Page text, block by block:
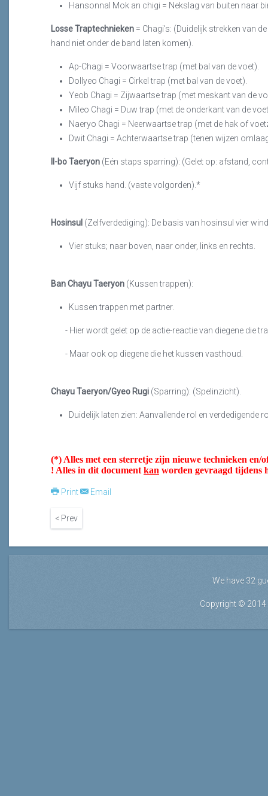
Hansonnal Mok an chigi = Nekslag van buiten naar
Losse Traptechnieken = Chagi's: (Duidelijk strekken van
hand niet onder de band laten komen).
Ap-Chagi = Voorwaartse trap (met bal van de voet).
Dollyeo Chagi = Cirkel trap (met bal van de voet).
Yeob Chagi = Zijwaartse trap (met meskant van de
Mileo Chagi = Duw trap (met de onderkant van de
Naeryo Chagi = Neerwaartse trap (met de hak of
Dwit Chagi = Achterwaartse trap (tenen wijzen
Il-bo Taeryon (Eén staps sparring): (Gelet op: afstand,
Vijf stuks hand. (vaste volgorden).*
Hosinsul (Zelfverdediging): De basis van hosinsul vier
Vier stuks; naar boven, naar onder, links en rechts.
Ban Chayu Taeryon (Kussen trappen):
Kussen trappen met partner.
- Hier wordt gelet op de actie-reactie van diegene die
- Maar ook op diegene die het kussen vasthoud.
Chayu Taeryon/Gyeo Rugi (Sparring): (Spelinzicht).
Duidelijk laten zien: Aanvallende rol en verdedigende
(*) Alles met een sterretje zijn nieuwe technieken
! Alles in dit document kan worden gevraagd tijdens
Print Email
< Prev
We have 32
Copyright © 2014